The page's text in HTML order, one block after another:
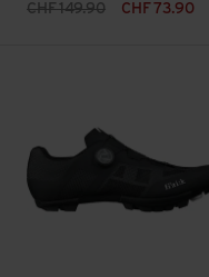
CHF149.90 CHF 73.90